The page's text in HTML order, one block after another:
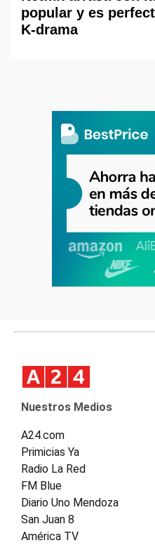
popular y es
K-drama
Nuestros Medios
A24.com
Primicias Ya
Radio La Red
FM Blue
Diario Uno Mendoza
San Juan 8
América TV